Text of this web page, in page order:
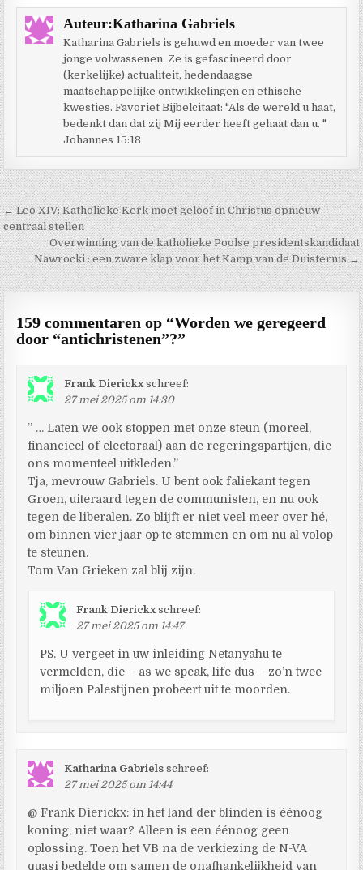
Auteur:Katharina Gabriels
Katharina Gabriels is gehuwd en moeder van twee
jonge volwassenen. Ze is gefascineerd door
(kerkelijke) actualiteit, hedendaagse
maatschappelijke ontwikkelingen en ethische
kwesties. Favoriet Bijbelcitaat: "Als de wereld u haat,
bedenkt dan dat zij Mij eerder heeft gehaat dan u. "
Johannes 15:18
Berichtnavigatie
← Leo XIV: Katholieke Kerk moet geloof in Christus opnieuw
centraal stellen
Overwinning van de katholieke Poolse presidentskandidaat
Nawrocki : een zware klap voor het Kamp van de Duisternis →
159 commentaren op “Worden we geregeerd
door “antichristenen”?”
Frank Dierickx schreef:
27 mei 2025 om 14:30
” … Laten we ook stoppen met onze steun (moreel,
financieel of electoraal) aan de regeringspartijen, die
ons momenteel uitkleden.”
Tja, mevrouw Gabriels. U bent ook faliekant tegen
Groen, uiteraard tegen de communisten, en nu ook
tegen de liberalen. Zo blijft er niet veel meer over hé,
om binnen vier jaar op te stemmen en om nu al volop
te steunen.
Tom Van Grieken zal blij zijn.
Frank Dierickx schreef:
27 mei 2025 om 14:47
PS. U vergeet in uw inleiding Netanyahu te
vermelden, die – as we speak, life dus – zo’n twee
miljoen Palestijnen probeert uit te moorden.
Katharina Gabriels schreef:
27 mei 2025 om 14:44
@ Frank Dierickx: in het land der blinden is éénoog
koning, niet waar? Alleen is een éénoog geen
oplossing. Toen het VB na de verkiezing de N-VA
quasi bedelde om samen de onafhankelijkheid van